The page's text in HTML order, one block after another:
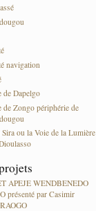
navigation
de Dapelgo
de Zongo périphérie de
Sira ou la Voie de la Lumière
APEJE WENDBENEDO
présenté par Casimir